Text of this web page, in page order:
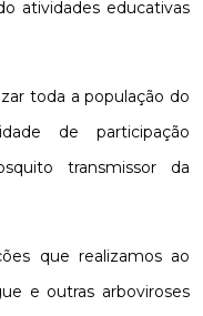
atividades educativas
toda a população do
de participação
transmissor da
que realizamos ao
e outras arboviroses